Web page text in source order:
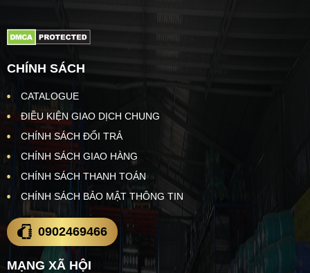
CHÍNH SÁCH
CATALOGUE
ĐIỀU KIỆN GIAO DỊCH CHUNG
CHÍNH SÁCH ĐỔI TRẢ
CHÍNH SÁCH GIAO HÀNG
CHÍNH SÁCH THANH TOÁN
CHÍNH SÁCH BẢO MẬT THÔNG TIN
0902469466
MẠNG XÃ HỘI